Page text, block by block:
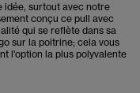
idée, surtout avec notre
conçu ce pull avec
qui se reflète dans sa
sur la poitrine; cela vous
l'option la plus polyvalente